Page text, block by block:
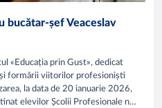
bucătar-șef Veaceslav
«Educația prin Gust», dedicat
formării viitorilor profesioniști
la data de 20 ianuarie 2026,
elevilor Școlii Profesionale nr.